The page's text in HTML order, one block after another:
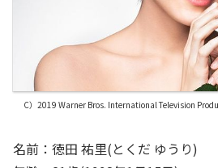
C）2019 Warner Bros. International Television
名前：徳田 祐里(とくだ ゆうり)